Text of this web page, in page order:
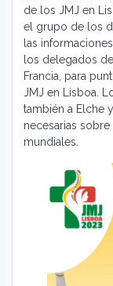
de los JMJ en
el grupo de los
las
los delegados
Francia, para
JMJ en Lisboa.
también a Elche
necesarias
mundiales.